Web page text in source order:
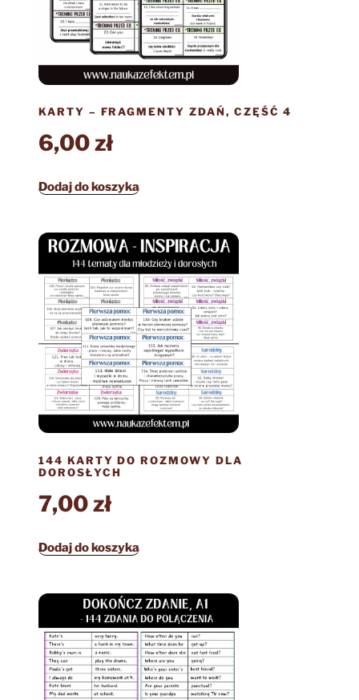
KARTY – FRAGMENTY ZDAŃ, CZĘŚĆ 4
6,00zł
Dodaj do koszyka
144 KARTY DO ROZMOWY DLA
DOROSŁYCH
7,00zł
Dodaj do koszyka